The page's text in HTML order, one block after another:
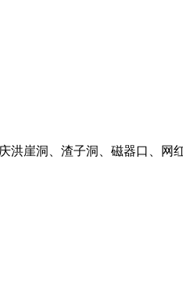
洪崖洞、渣子洞、磁器口、网